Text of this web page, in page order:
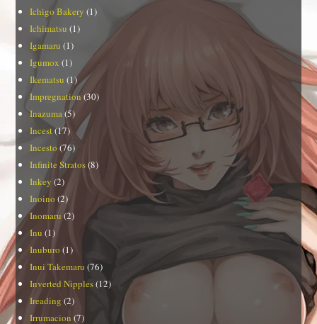
Ichigo Bakery (1)
Ichimatsu (1)
Igamaru (1)
Igumox (1)
Ikematsu (1)
Impregnation (30)
Inazuma(5)
Incest(17)
Incesto (76)
Infinite Stratos(8)
Inkey (2)
Inoino (2)
Inomaru (2)
Inu (1)
Inuburo (1)
Inui Takemaru (76)
Inverted Nipples(12)
Ireading (2)
Irrumacion (7)